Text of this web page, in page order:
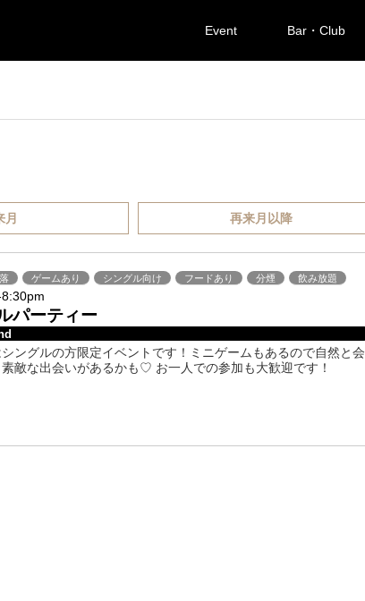
Event Bar・Club
月 再来月以降
ゲームあり シングル向け フードあり 分煙 飲み放題
パーティー
ングルの方限定イベントです！ミニゲームもあるので自然と会
敵な出会いがあるかも♡ お一人での参加も大歓迎です！